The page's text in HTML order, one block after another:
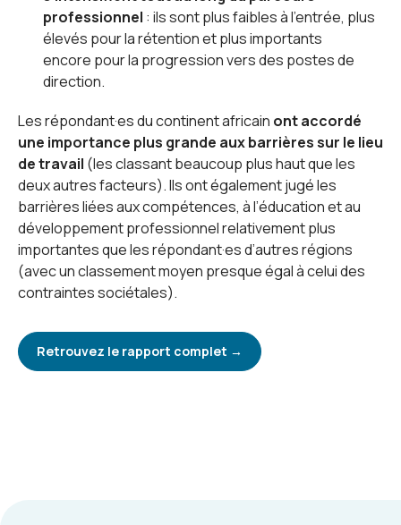
professionnel : ils sont plus faibles à l’entrée, plus
élevés pour la rétention et plus importants
encore pour la progression vers des postes de
direction.
Les répondant·es du continent africain ont accordé
une importance plus grande aux barrières sur le lieu
de travail (les classant beaucoup plus haut que les
deux autres facteurs). Ils ont également jugé les
barrières liées aux compétences, à l’éducation et au
développement professionnel relativement plus
importantes que les répondant·es d’autres régions
(avec un classement moyen presque égal à celui des
contraintes sociétales).
Retrouvez le rapport complet →